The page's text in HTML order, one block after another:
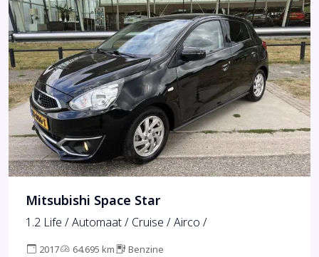
Mitsubishi Space Star
1.2 Life / Automaat / Cruise / Airco /
2017 64.695 km Benzine